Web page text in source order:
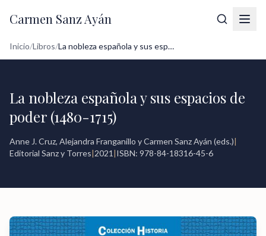
Carmen Sanz Ayán
Inicio/Libros/ La nobleza española y sus espacios de po...
La nobleza española y sus espacios de
poder (1480-1715)
Anne J. Cruz, Alejandra Franganillo y Carmen Sanz Ayán (eds.)|
Editorial Sanz y Torres|2021 |ISBN: 978-84-18316-45-6